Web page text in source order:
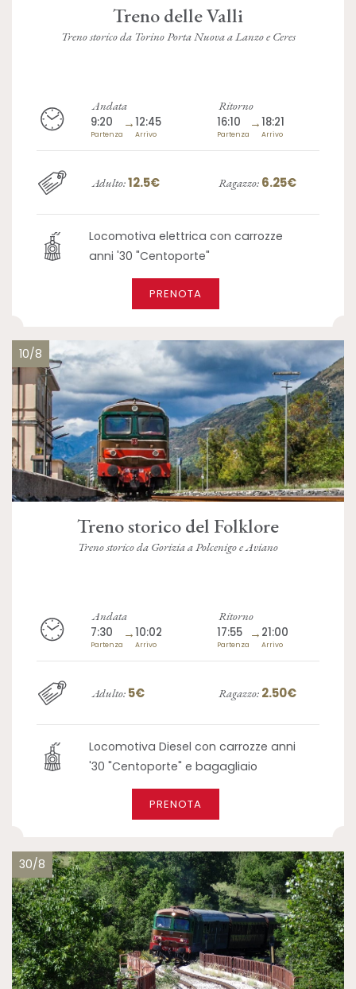
Treno delle Valli
Treno storico da Torino Porta Nuova a Lanzo e Ceres
Andata
9:20
Partenza
→12:45
Arrivo
Ritorno
16:10
Partenza
→18:21
Arrivo
Adulto:12.5€ Ragazzo: 6.25€
Locomotiva elettrica con carrozze
anni '30 "Centoporte"
PRENOTA
10/8
Treno storico del Folklore
Treno storico da Gorizia a Polcenigo e Aviano
Andata
7:30
Partenza
→10:02
Arrivo
Ritorno
17:55
Partenza
→ 21:00
Arrivo
Adulto: 5€ Ragazzo: 2.50€
Locomotiva Diesel con carrozze anni
'30 "Centoporte" e bagagliaio
PRENOTA
30/8